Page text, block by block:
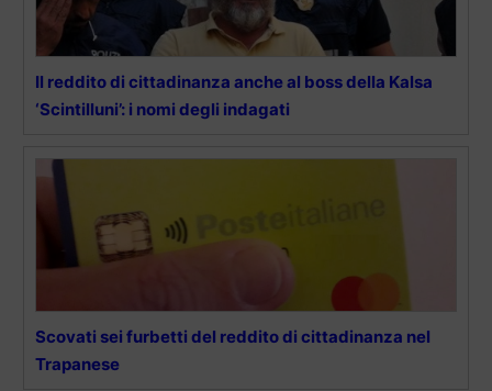
Il reddito di cittadinanza anche al boss della Kalsa
‘Scintilluni’: i nomi degli indagati
Scovati sei furbetti del reddito di cittadinanza nel
Trapanese